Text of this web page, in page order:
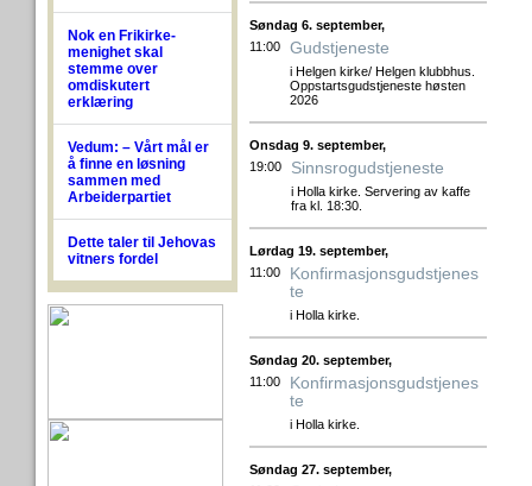
Nok en Frikirke-
menighet skal
stemme over
omdiskutert
erklæring
Vedum: – Vårt mål er
å finne en løsning
sammen med
Arbeiderpartiet
Dette taler til Jehovas
vitners fordel
Søndag 6. september,
11:00
Gudstjeneste
i Helgen kirke/ Helgen klubbhus.
Oppstartsgudstjeneste høsten
2026
Onsdag 9. september,
19:00
Sinnsrogudstjeneste
i Holla kirke. Servering av kaffe
fra kl. 18:30.
Lørdag 19. september,
11:00
Konfirmasjonsgudstjenes
te
i Holla kirke.
Søndag 20. september,
11:00
Konfirmasjonsgudstjenes
te
i Holla kirke.
Søndag 27. september,